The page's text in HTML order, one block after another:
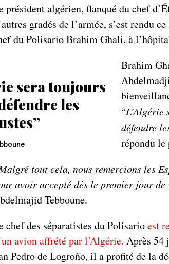
président algérien, flanqué du chef
gradés de l’armée, s’est rendu
du Polisario Brahim Ghali, à
sera toujours
les
Brahim
“
défendre
répondu le
tout cela, nous remercions les
avoir accepté dès le premier jour de
Tebboune.
chef des séparatistes du Polisarioest
avion affrété par l’Algérie. Après 54
Pedro de Logroño, il a profité de la